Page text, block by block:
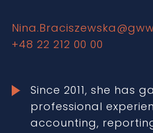
+48 22 212 00 00
Since 2011, she has
professional
accounting,